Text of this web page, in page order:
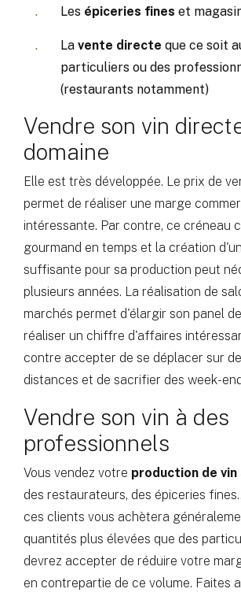
Les épiceries fines et
La vente directe que ce soit
particuliers ou des
(restaurants notamment)
Vendre son vin
domaine
Elle est très développée. Le prix de
permet de réaliser une marge
intéressante. Par contre, ce créneau
gourmand en temps et la création
suffisante pour sa production peut
plusieurs années. La réalisation de
marchés permet d'élargir son panel
réaliser un chiffre d'affaires
contre accepter de se déplacer sur
distances et de sacrifier des week-
Vendre son vin à des
professionnels
Vous vendez votre production de vin
des restaurateurs, des épiceries
ces clients vous achètera
quantités plus élevées que des
devrez accepter de réduire votre
en contrepartie de ce volume. Faites